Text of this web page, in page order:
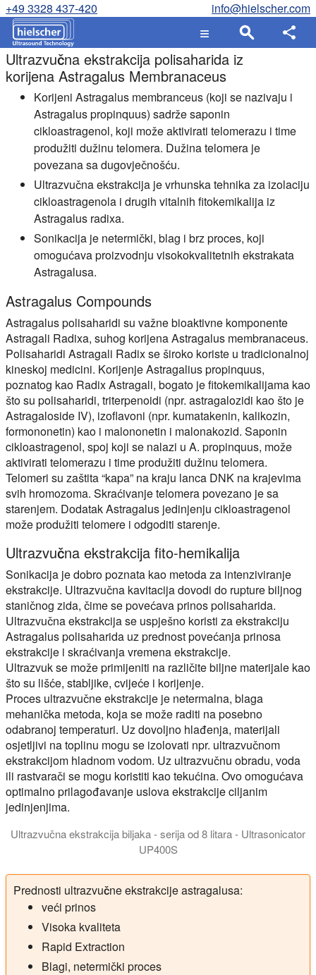
+49 3328 437-420 info@hielscher.com
Ultrazvučna ekstrakcija polisaharida iz
korijena Astragalus Membranaceus
Korijeni Astragalus membranceus (koji se nazivaju i
Astragalus propinquus) sadrže saponin
cikloastragenol, koji može aktivirati telomerazu i time
produžiti dužinu telomera. Dužina telomera je
povezana sa dugovječnošću.
Ultrazvučna ekstrakcija je vrhunska tehnika za izolaciju
cikloastragenola i drugih vitalnih fitokemikalija iz
Astragalus radixa.
Sonikacija je netermički, blag i brz proces, koji
omogućava proizvodnju visokokvalitetnih ekstrakata
Astragalusa.
Astragalus Compounds
Astragalus polisaharidi su važne bioaktivne komponente
Astragali Radixa, suhog korijena Astragalus membranaceus.
Polisaharidi Astragali Radix se široko koriste u tradicionalnoj
kineskoj medicini. Korijenje Astragalius propinquus,
poznatog kao Radix Astragali, bogato je fitokemikalijama kao
što su polisaharidi, triterpenoidi (npr. astragalozidi kao što je
Astragaloside IV), izoflavoni (npr. kumatakenin, kalikozin,
formononetin) kao i malononetin i malonakozid. Saponin
cikloastragenol, spoj koji se nalazi u A. propinquus, može
aktivirati telomerazu i time produžiti dužinu telomera.
Telomeri su zaštita “kapa” na kraju lanca DNK na krajevima
svih hromozoma. Skraćivanje telomera povezano je sa
starenjem. Dodatak Astragalus jedinjenju cikloastragenol
može produžiti telomere i odgoditi starenje.
Ultrazvučna ekstrakcija fito-hemikalija
Sonikacija je dobro poznata kao metoda za intenziviranje
ekstrakcije. Ultrazvučna kavitacija dovodi do rupture biljnog
staničnog zida, čime se povećava prinos polisaharida.
Ultrazvučna ekstrakcija se uspješno koristi za ekstrakciju
Astragalus polisaharida uz prednost povećanja prinosa
ekstrakcije i skraćivanja vremena ekstrakcije.
Ultrazvuk se može primijeniti na različite biljne materijale kao
što su lišće, stabljike, cvijeće i korijenje.
Proces ultrazvučne ekstrakcije je netermalna, blaga
mehanička metoda, koja se može raditi na posebno
odabranoj temperaturi. Uz dovoljno hlađenja, materijali
osjetljivi na toplinu mogu se izolovati npr. ultrazvučnom
ekstrakcijom hladnom vodom. Uz ultrazvučnu obradu, voda
ili rastvarači se mogu koristiti kao tekućina. Ovo omogućava
optimalno prilagođavanje uslova ekstrakcije ciljanim
jedinjenjima.
Ultrazvučna ekstrakcija biljaka - serija od 8 litara - Ultrasonicator
UP400S
Prednosti ultrazvučne ekstrakcije astragalusa:
veći prinos
Visoka kvaliteta
Rapid Extraction
Blagi, netermički proces